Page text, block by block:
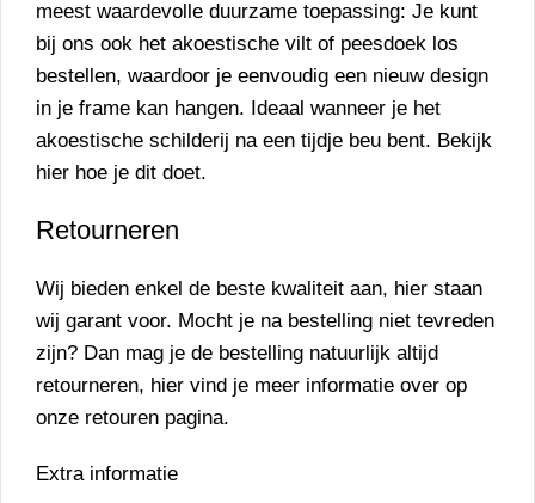
meest waardevolle duurzame toepassing: Je kunt
bij ons ook het akoestische vilt of peesdoek los
bestellen, waardoor je eenvoudig een nieuw design
in je frame kan hangen. Ideaal wanneer je het
akoestische schilderij na een tijdje beu bent. Bekijk
hier hoe je dit doet.
Retourneren
Wij bieden enkel de beste kwaliteit aan, hier staan
wij garant voor. Mocht je na bestelling niet tevreden
zijn? Dan mag je de bestelling natuurlijk altijd
retourneren, hier vind je meer informatie over op
onze retouren pagina.
Extra informatie